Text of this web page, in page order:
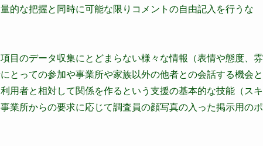
的な把握と同時に可能な限りコメントの自由記入を行うな
目のデータ収集にとどまらない様々な情報（表情や態度、雰
とっての参加や事業所や家族以外の他者との会話する機会と
用者と相対して関係を作るという支援の基本的な技能（スキ
業所からの要求に応じて調査員の顔写真の入った掲示用のポ